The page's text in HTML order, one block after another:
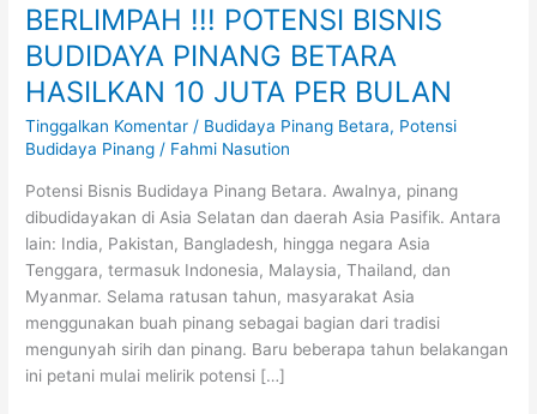
BERLIMPAH !!! POTENSI BISNIS
BUDIDAYA PINANG BETARA
HASILKAN 10 JUTA PER BULAN
Tinggalkan Komentar / Budidaya Pinang Betara, Potensi
Budidaya Pinang / Fahmi Nasution
Potensi Bisnis Budidaya Pinang Betara. Awalnya, pinang
dibudidayakan di Asia Selatan dan daerah Asia Pasifik. Antara
lain: India, Pakistan, Bangladesh, hingga negara Asia
Tenggara, termasuk Indonesia, Malaysia, Thailand, dan
Myanmar. Selama ratusan tahun, masyarakat Asia
menggunakan buah pinang sebagai bagian dari tradisi
mengunyah sirih dan pinang. Baru beberapa tahun belakangan
ini petani mulai melirik potensi […]
BERLIMPAH
!!!
POTENSI
BISNIS
BUDIDAYA
PINANG
HASILKAN
10
JUTA
PER
BULAN